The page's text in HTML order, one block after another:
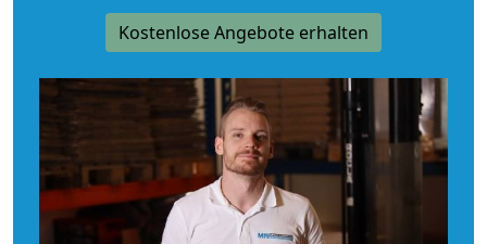
Kostenlose Angebote erhalten